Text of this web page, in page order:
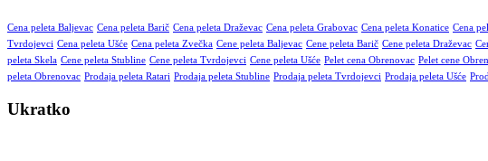
Cena peleta Baljevac Cena peleta Barič Cena peleta Draževac Cena peleta Grabovac Cena peleta Konatice Cena
Tvrdojevci Cena peleta Ušće Cena peleta Zvečka Cene peleta Baljevac Cene peleta Barič Cene peleta Draževac
peleta Skela Cene peleta Stubline Cene peleta Tvrdojevci Cene peleta Ušće Pelet cena Obrenovac Pelet cene
peleta Obrenovac Prodaja peleta Ratari Prodaja peleta Stubline Prodaja peleta Tvrdojevci Prodaja peleta Ušće
Ukratko